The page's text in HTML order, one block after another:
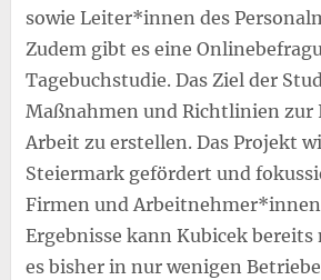
sowie Leiter*innen des
Zudem gibt es eine
Tagebuchstudie. Das Ziel der
Maßnahmen und Richtlinien
Arbeit zu erstellen. Das Projekt
Steiermark gefördert und
Firmen und
Ergebnisse kann Kubicek bereits
es bisher in nur wenigen